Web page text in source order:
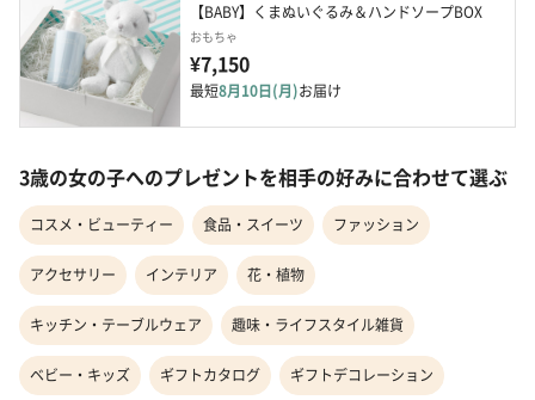
【BABY】くまぬいぐるみ＆ハンドソープBOX
おもちゃ
¥7,150
最短8月10日(月)お届け
3歳の女の子へのプレゼントを相手の好みに合わせて選ぶ
コスメ・ビューティー 食品・スイーツ ファッション
アクセサリー インテリア 花・植物
キッチン・テーブルウェア 趣味・ライフスタイル雑貨
ベビー・キッズ ギフトカタログ ギフトデコレーション